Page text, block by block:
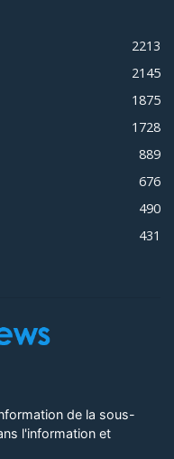
2213
2145
1875
1728
889
676
490
431
de la sous-
l'information et